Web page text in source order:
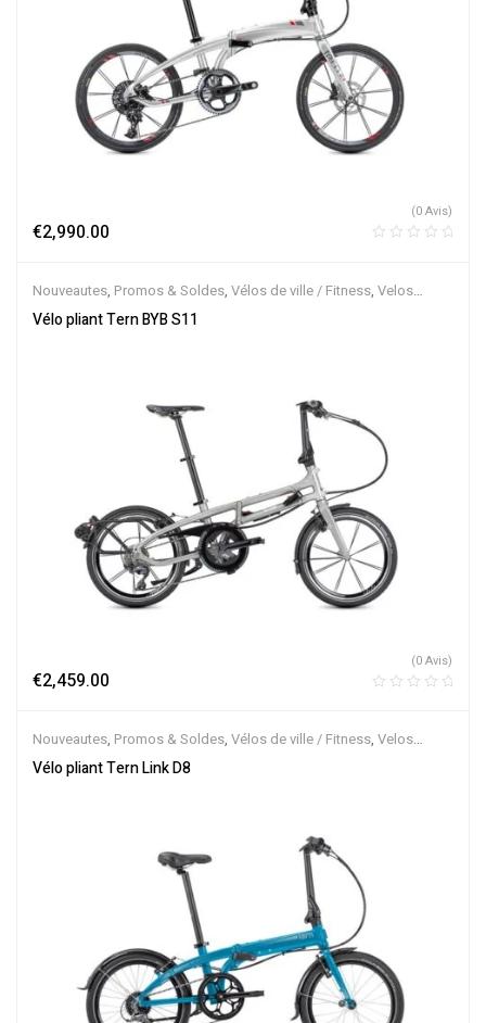
€2,990.00
(0 Avis)
Nouveautes, Promos & Soldes, Vélos de ville / Fitness, Velos
Musculaires,Vélos pliants
Vélo pliant Tern BYB S11
€2,459.00
(0 Avis)
Nouveautes, Promos & Soldes, Vélos de ville / Fitness, Velos
Musculaires,Vélos pliants
Vélo pliant Tern Link D8